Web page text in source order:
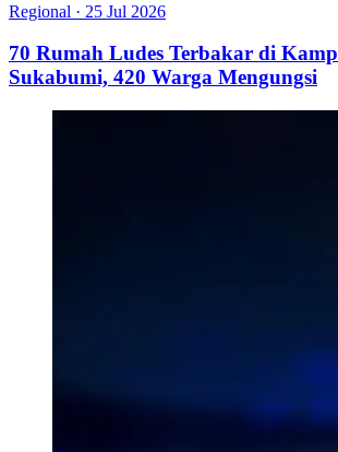
Regional · 25 Jul 2026
70 Rumah Ludes Terbakar di
Sukabumi, 420 Warga Mengungsi